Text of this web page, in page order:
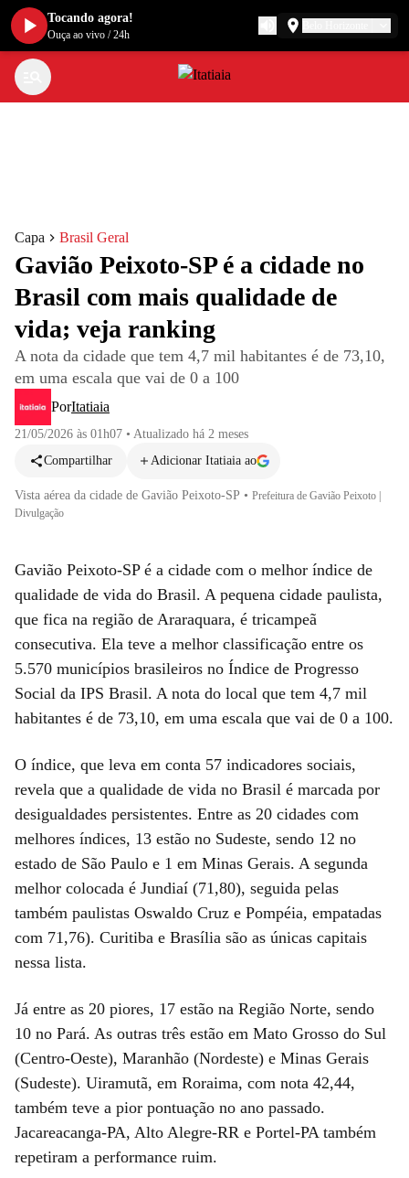
Capa Brasil Geral
Gavião Peixoto-SP é a cidade no
Brasil com mais qualidade de
vida; veja ranking
A nota da cidade que tem 4,7 mil habitantes é de 73,10,
em uma escala que vai de 0 a 100
PorItatiaia
21/05/2026 às 01h07 • Atualizado há 2 meses
Compartilhar
Adicionar Itatiaia ao
Vista aérea da cidade de Gavião Peixoto-SP • Prefeitura de Gavião Peixoto |
Divulgação
Gavião Peixoto-SP é a cidade com o melhor índice de
qualidade de vida do Brasil. A pequena cidade paulista,
que fica na região de Araraquara, é tricampeã
consecutiva. Ela teve a melhor classificação entre os
5.570 municípios brasileiros no Índice de Progresso
Social da IPS Brasil. A nota do local que tem 4,7 mil
habitantes é de 73,10, em uma escala que vai de 0 a 100.
O índice, que leva em conta 57 indicadores sociais,
revela que a qualidade de vida no Brasil é marcada por
desigualdades persistentes. Entre as 20 cidades com
melhores índices, 13 estão no Sudeste, sendo 12 no
estado de São Paulo e 1 em Minas Gerais. A segunda
melhor colocada é Jundiaí (71,80), seguida pelas
também paulistas Oswaldo Cruz e Pompéia, empatadas
com 71,76). Curitiba e Brasília são as únicas capitais
nessa lista.
Já entre as 20 piores, 17 estão na Região Norte, sendo
10 no Pará. As outras três estão em Mato Grosso do Sul
(Centro-Oeste), Maranhão (Nordeste) e Minas Gerais
(Sudeste). Uiramutã, em Roraima, com nota 42,44,
também teve a pior pontuação no ano passado.
Jacareacanga-PA, Alto Alegre-RR e Portel-PA também
repetiram a performance ruim.
Tocando agora!
Ouça ao vivo /24h